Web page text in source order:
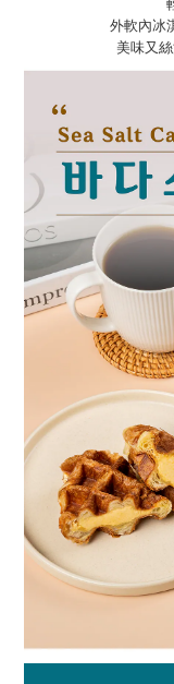
外軟內冰
美味又